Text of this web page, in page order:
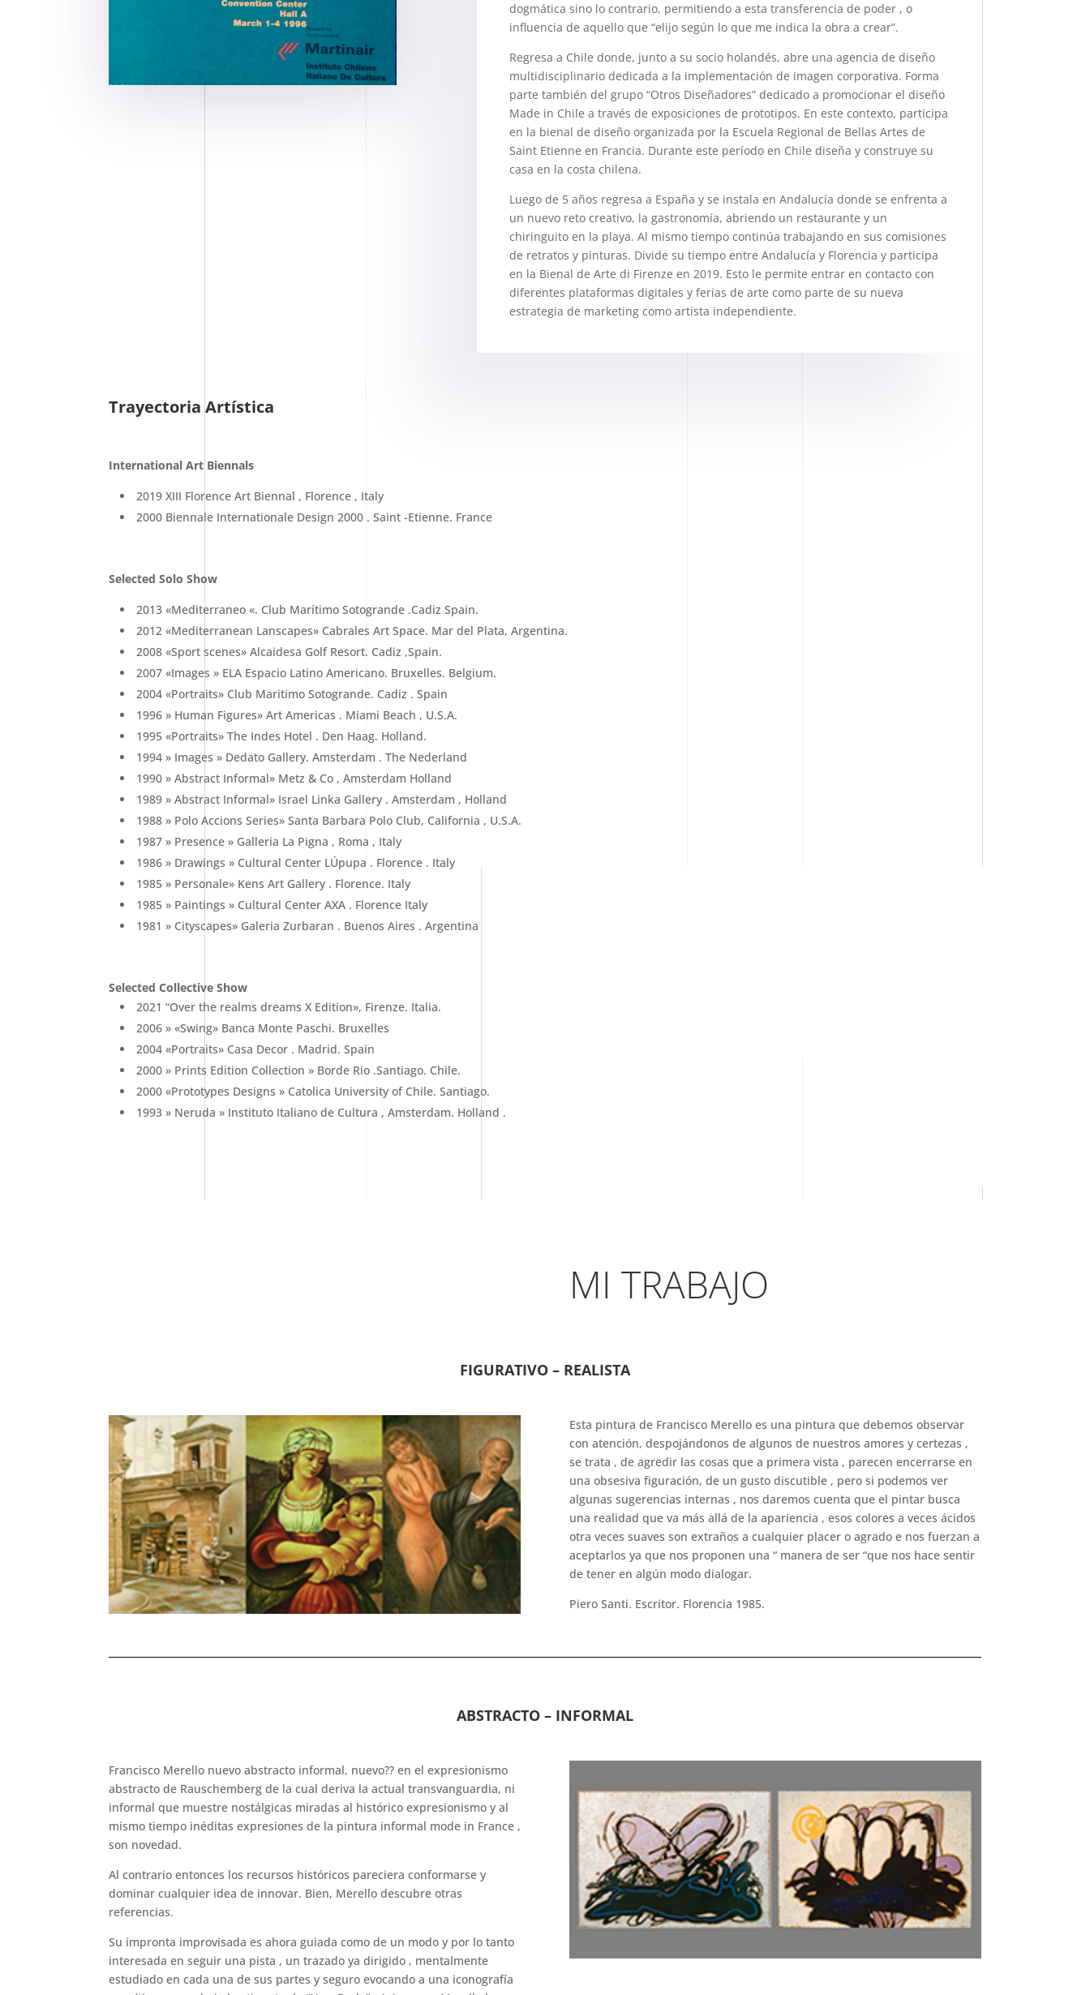
dogmática sino lo contrario, permitiendo a esta transferencia de poder , o
influencia de aquello que “elijo según lo que me indica la obra a crear”.
Regresa a Chile donde, junto a su socio holandés, abre una agencia de diseño
multidisciplinario dedicada a la implementación de imagen corporativa. Forma
parte también del grupo “Otros Diseñadores” dedicado a promocionar el diseño
Made in Chile a través de exposiciones de prototipos. En este contexto, participa
en la bienal de diseño organizada por la Escuela Regional de Bellas Artes de
Saint Etienne en Francia. Durante este período en Chile diseña y construye su
casa en la costa chilena.
Luego de 5 años regresa a España y se instala en Andalucía donde se enfrenta a
un nuevo reto creativo, la gastronomía, abriendo un restaurante y un
chiringuito en la playa. Al mismo tiempo continúa trabajando en sus comisiones
de retratos y pinturas. Divide su tiempo entre Andalucía y Florencia y participa
en la Bienal de Arte di Firenze en 2019. Esto le permite entrar en contacto con
diferentes plataformas digitales y ferias de arte como parte de su nueva
estrategia de marketing como artista independiente.
Trayectoria Artística
International Art Biennals
2019 XIII Florence Art Biennal , Florence , Italy
2000 Biennale Internationale Design 2000 . Saint -Etienne. France
Selected Solo Show
2013 «Mediterraneo «. Club Marítimo Sotogrande .Cadiz Spain.
2012 «Mediterranean Lanscapes» Cabrales Art Space. Mar del Plata, Argentina.
2008 «Sport scenes» Alcaidesa Golf Resort. Cadiz ,Spain.
2007 «Images » ELA Espacio Latino Americano. Bruxelles. Belgium.
2004 «Portraits» Club Maritimo Sotogrande. Cadiz . Spain
1996 » Human Figures» Art Americas . Miami Beach , U.S.A.
1995 «Portraits» The Indes Hotel . Den Haag. Holland.
1994 » Images » Dedato Gallery. Amsterdam . The Nederland
1990 » Abstract Informal» Metz & Co , Amsterdam Holland
1989 » Abstract Informal» Israel Linka Gallery . Amsterdam , Holland
1988 » Polo Accions Series» Santa Barbara Polo Club, California , U.S.A.
1987 » Presence » Galleria La Pigna , Roma , Italy
1986 » Drawings » Cultural Center LÚpupa . Florence . Italy
1985 » Personale» Kens Art Gallery . Florence. Italy
1985 » Paintings » Cultural Center AXA . Florence Italy
1981 » Cityscapes» Galeria Zurbaran . Buenos Aires . Argentina
Selected Collective Show
2021 “Over the realms dreams X Edition», Firenze. Italia.
2006 » «Swing» Banca Monte Paschi. Bruxelles
2004 «Portraits» Casa Decor . Madrid. Spain
2000 » Prints Edition Collection » Borde Rio .Santiago. Chile.
2000 «Prototypes Designs » Catolica University of Chile. Santiago.
1993 » Neruda » Instituto Italiano de Cultura , Amsterdam. Holland .
MI TRABAJO
FIGURATIVO – REALISTA
Esta pintura de Francisco Merello es una pintura que debemos observar
con atención, despojándonos de algunos de nuestros amores y certezas ,
se trata , de agredir las cosas que a primera vista , parecen encerrarse en
una obsesiva figuración, de un gusto discutible , pero si podemos ver
algunas sugerencias internas , nos daremos cuenta que el pintar busca
una realidad que va más allá de la apariencia , esos colores a veces ácidos
otra veces suaves son extraños a cualquier placer o agrado e nos fuerzan a
aceptarlos ya que nos proponen una “ manera de ser “que nos hace sentir
de tener en algún modo dialogar.
Piero Santi. Escritor. Florencia 1985.
ABSTRACTO – INFORMAL
Francisco Merello nuevo abstracto informal, nuevo?? en el expresionismo
abstracto de Rauschemberg de la cual deriva la actual transvanguardia, ni
informal que muestre nostálgicas miradas al histórico expresionismo y al
mismo tiempo inéditas expresiones de la pintura informal mode in France ,
son novedad.
Al contrario entonces los recursos históricos pareciera conformarse y
dominar cualquier idea de innovar. Bien, Merello descubre otras
referencias.
Su impronta improvisada es ahora guiada como de un modo y por lo tanto
interesada en seguir una pista , un trazado ya dirigido , mentalmente
estudiado en cada una de sus partes y seguro evocando a una iconografía